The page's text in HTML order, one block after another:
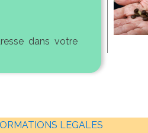
dans votre
LEGALES